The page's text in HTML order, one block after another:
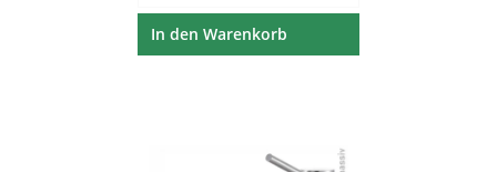
In den Warenkorb